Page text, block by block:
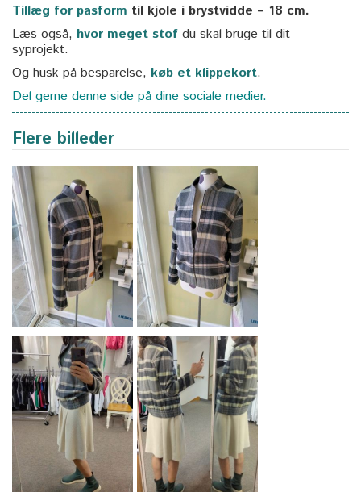
Tillæg for pasform til kjole i brystvidde – 18 cm.
Læs også, hvor meget stof du skal bruge til dit
syprojekt.
Og husk på besparelse, køb et klippekort.
Del gerne denne side på dine sociale medier.
Flere billeder